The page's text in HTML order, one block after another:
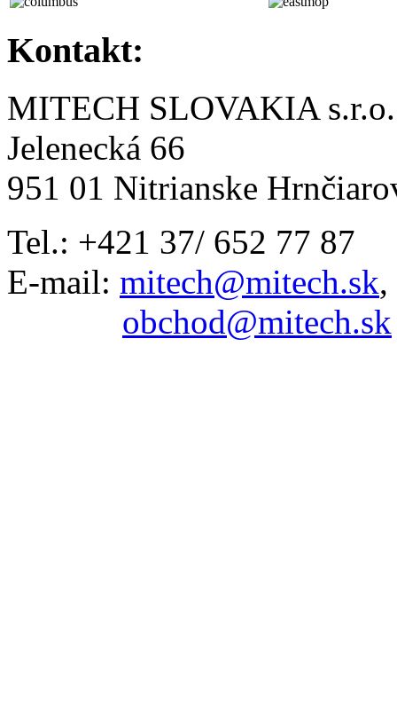
Kontakt:
MITECH SLOVAKIA s.r.o.
Jelenecká 66
951 01 Nitrianske
Tel.: +421 37/ 652 77 87
E-mail: mitech@mitech.sk,
obchod@mitech.sk